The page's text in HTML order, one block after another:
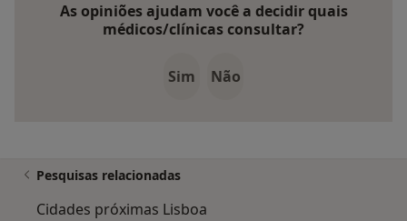
As opiniões ajudam você a decidir quais
médicos/clínicas consultar?
Sim Não
Pesquisas relacionadas
Cidades próximas Lisboa